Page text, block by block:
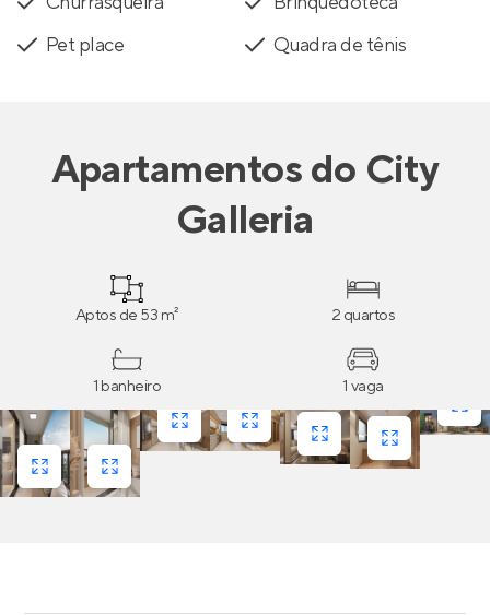
Pet place
Quadra de tênis
Apartamentosdo City
Galleria
Aptos de 53 m² 2 quartos
1 banheiro 1 vaga